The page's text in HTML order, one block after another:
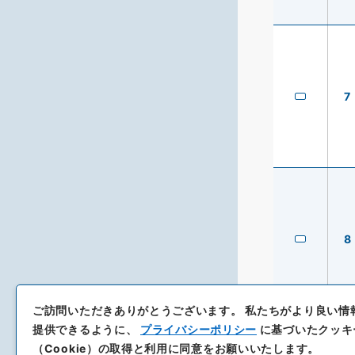
7
8
ご訪問いただきありがとうございます。私たちがより良い情
提供できるように、 プライバシーポリシー に基づいたクッキ
（Cookie）の取得と利用に同意をお願いいたします。